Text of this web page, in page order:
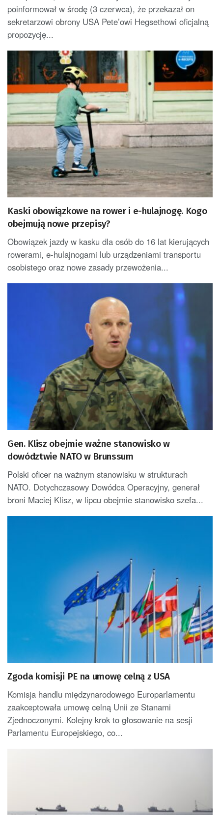
poinformował w środę (3 czerwca), że przekazał on
sekretarzowi obrony USA Pete’owi Hegsethowi oficjalną
propozycję...
Kaski obowiązkowe na rower i e-hulajnogę. Kogo
obejmują nowe przepisy?
Obowiązek jazdy w kasku dla osób do 16 lat kierujących
rowerami, e-hulajnogami lub urządzeniami transportu
osobistego oraz nowe zasady przewożenia...
Gen. Klisz obejmie ważne stanowisko w
dowództwie NATO w Brunssum
Polski oficer na ważnym stanowisku w strukturach
NATO. Dotychczasowy Dowódca Operacyjny, generał
broni Maciej Klisz, w lipcu obejmie stanowisko szefa...
Zgoda komisji PE na umowę celną z USA
Komisja handlu międzynarodowego Europarlamentu
zaakceptowała umowę celną Unii ze Stanami
Zjednoczonymi. Kolejny krok to głosowanie na sesji
Parlamentu Europejskiego, co...